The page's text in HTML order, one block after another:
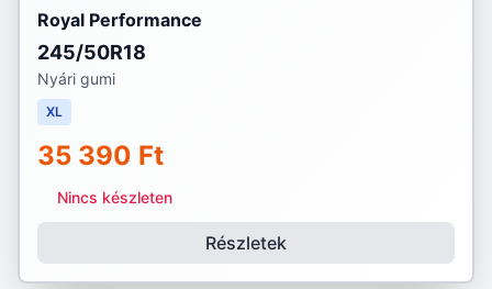
Royal Performance
245/50R18
Nyári gumi
XL
35 390 Ft
Nincs készleten
Részletek